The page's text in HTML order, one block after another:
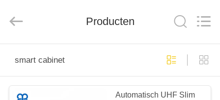
PRODUCTEN
Co.,LTD..
Producten
smart cabinet
Automatisch UHF Slim